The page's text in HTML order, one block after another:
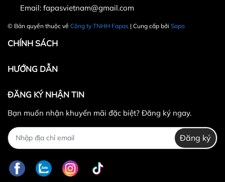
Thời gian: Thứ Hai đến Thứ Bảy, từ 8h30 đến 17h.
Email: fapasvietnam@gmail.com
© Bản quyền thuộc về Công ty TNHH Fapas | Cung cấp bởi Sapo
CHÍNH SÁCH
HƯỚNG DẪN
ĐĂNG KÝ NHẬN TIN
Bạn muốn nhận khuyến mãi đặc biệt? Đăng ký ngay.
Đăng ký